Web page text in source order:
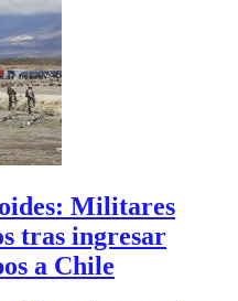
Militares
tras ingresar
a Chile